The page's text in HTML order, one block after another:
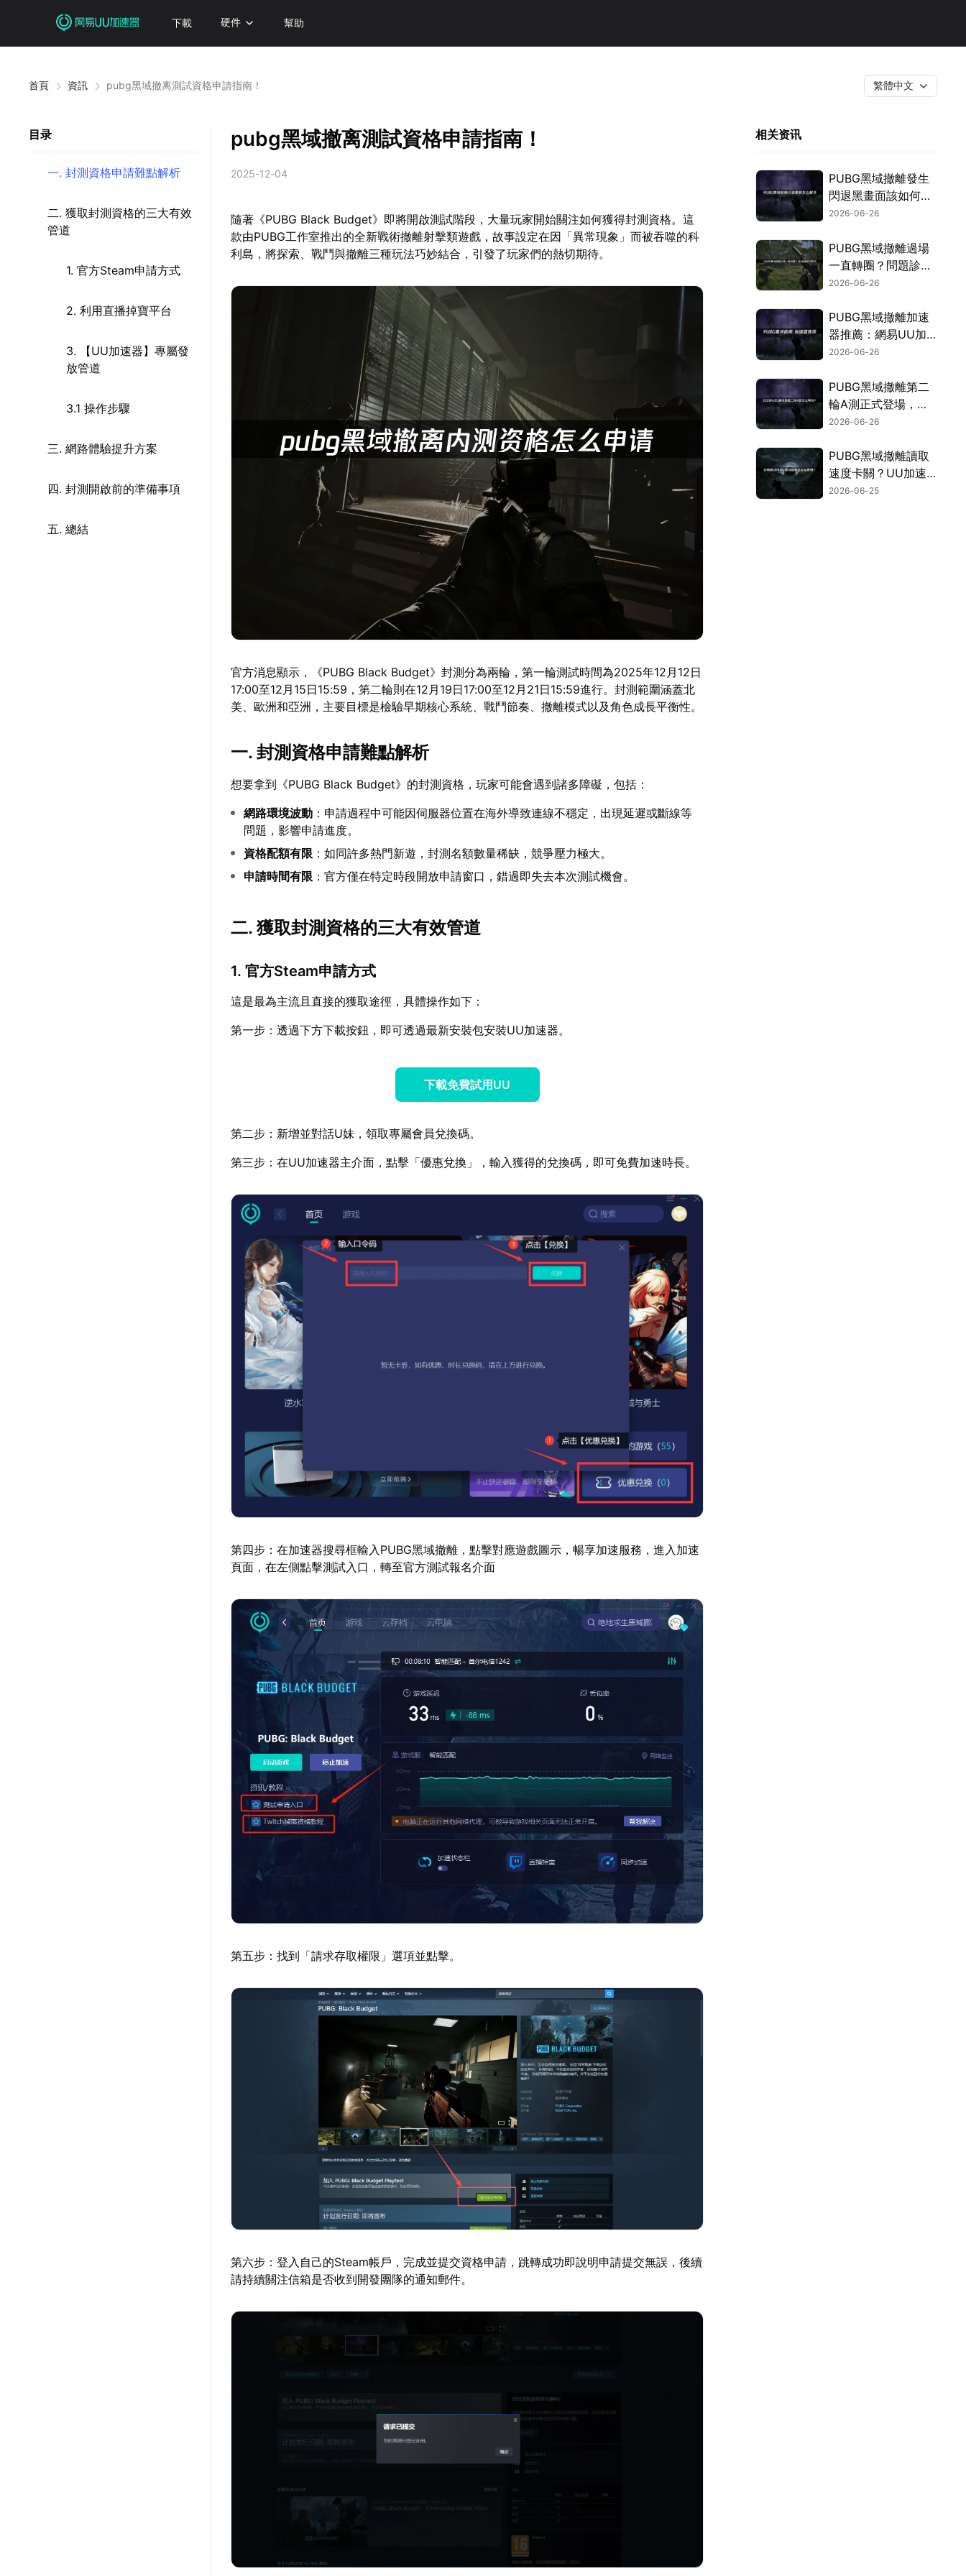
下載 硬件 幫助
首頁 資訊 pubg黑域撤离測試資格申請指南！ 繁體中文
目录
一. 封測資格申請難點解析
二. 獲取封測資格的三大有效
管道
1. 官方Steam申請方式
2. 利用直播掉寶平台
3. 【UU加速器】專屬發
放管道
3.1 操作步驟
三. 網路體驗提升方案
四. 封測開啟前的準備事項
五. 總結
pubg黑域撤离測試資格申請指南！
2025-12-04
隨著《PUBG Black Budget》即將開啟測試階段，大量玩家開始關注如何獲得封測資格。這
款由PUBG工作室推出的全新戰術撤離射擊類遊戲，故事設定在因「異常現象」而被吞噬的科
利島，將探索、戰鬥與撤離三種玩法巧妙結合，引發了玩家們的熱切期待。
官方消息顯示，《PUBG Black Budget》封測分為兩輪，第一輪測試時間為2025年12月12日
17:00至12月15日15:59，第二輪則在12月19日17:00至12月21日15:59進行。封測範圍涵蓋北
美、歐洲和亞洲，主要目標是檢驗早期核心系統、戰鬥節奏、撤離模式以及角色成長平衡性。
一. 封測資格申請難點解析
想要拿到《PUBG Black Budget》的封測資格，玩家可能會遇到諸多障礙，包括：
網路環境波動 ：申請過程中可能因伺服器位置在海外導致連線不穩定，出現延遲或斷線等
問題，影響申請進度。
資格配額有限 ：如同許多熱門新遊，封測名額數量稀缺，競爭壓力極大。
申請時間有限 ：官方僅在特定時段開放申請窗口，錯過即失去本次測試機會。
二. 獲取封測資格的三大有效管道
1. 官方Steam申請方式
這是最為主流且直接的獲取途徑，具體操作如下：
第一步：透過下方下載按鈕，即可透過最新安裝包安裝UU加速器。
下載免費試用UU
第二步：新增並對話U妹，領取專屬會員兌換碼。
第三步：在UU加速器主介面，點擊「優惠兌換」，輸入獲得的兌換碼，即可免費加速時長。
第四步：在加速器搜尋框輸入PUBG黑域撤離，點擊對應遊戲圖示，暢享加速服務，進入加速
頁面，在左側點擊測試入口，轉至官方測試報名介面
第五步：找到「請求存取權限」選項並點擊。
第六步：登入自己的Steam帳戶，完成並提交資格申請，跳轉成功即說明申請提交無誤，後續
請持續關注信箱是否收到開發團隊的通知郵件。
相关资讯
PUBG黑域撤離發生
閃退黑畫面該如何處
理？最新實用修復方
2026-06-26
PUBG黑域撤離過場
一直轉圈？問題診斷
與高效率解決攻略！
2026-06-26
PUBG黑域撤離加速
器推薦：網易UU加
速器確保網路穩定！
2026-06-26
PUBG黑域撤離第二
輪A測正式登場，同
步公開網路最佳化全
2026-06-26
PUBG黑域撤離讀取
速度卡關？UU加速
器幫你順暢撤離！
2026-06-25